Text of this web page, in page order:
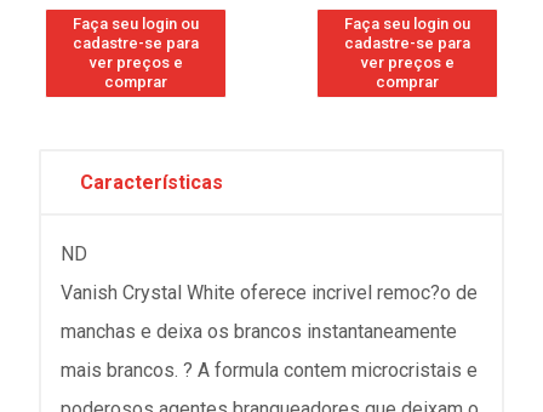
Faça seu login ou
cadastre-se para
ver preços e
comprar
Faça seu login ou
cadastre-se para
ver preços e
comprar
Características
ND
Vanish Crystal White oferece incrivel remoc?o de
manchas e deixa os brancos instantaneamente
mais brancos. ? A formula contem microcristais e